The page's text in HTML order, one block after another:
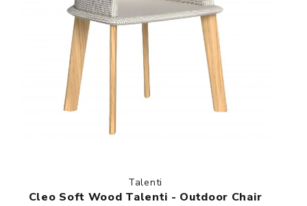
Talenti
Cleo Soft Wood Talenti - Outdoor Chair